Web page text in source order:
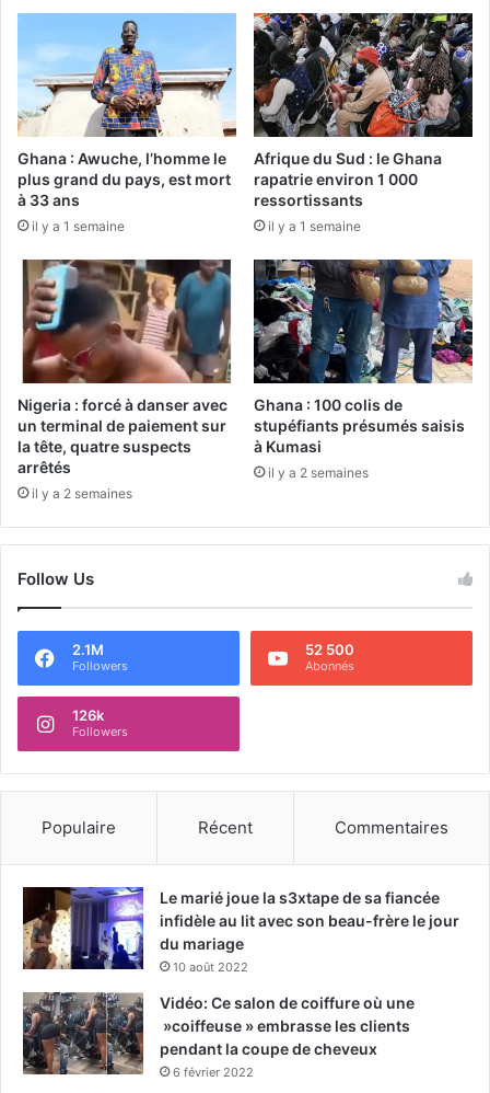
Ghana : Awuche, l’homme le
plus grand du pays, est mort
à 33 ans
il y a 1 semaine
Afrique du Sud : le Ghana
rapatrie environ 1 000
ressortissants
il y a 1 semaine
Nigeria : forcé à danser avec
un terminal de paiement sur
la tête, quatre suspects
arrêtés
il y a 2 semaines
Ghana : 100 colis de
stupéfiants présumés saisis
à Kumasi
il y a 2 semaines
Follow Us
2.1M
Followers
52 500
Abonnés
126k
Followers
Populaire Récent Commentaires
Le marié joue la s3xtape de sa fiancée
infidèle au lit avec son beau-frère le jour
du mariage
10 août 2022
Vidéo: Ce salon de coiffure où une
»coiffeuse » embrasse les clients
pendant la coupe de cheveux
6 février 2022